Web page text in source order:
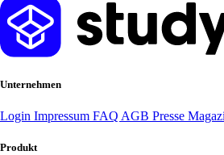
Unternehmen
Login Impressum FAQ AGB Presse
Produkt